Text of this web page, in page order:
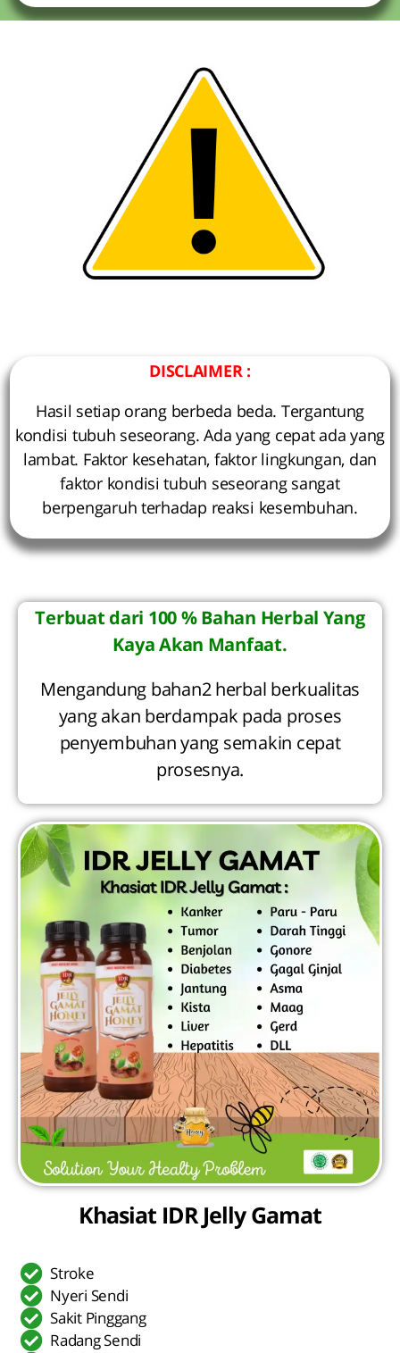
DISCLAIMER :
Hasil setiap orang berbeda beda. Tergantung
kondisi tubuh seseorang. Ada yang cepat ada yang
lambat. Faktor kesehatan, faktor lingkungan, dan
faktor kondisi tubuh seseorang sangat
berpengaruh terhadap reaksi kesembuhan.
Terbuat dari 100 % Bahan Herbal Yang
Kaya Akan Manfaat.
Mengandung bahan2 herbal berkualitas
yang akan berdampak pada proses
penyembuhan yang semakin cepat
prosesnya.
Khasiat IDR Jelly Gamat
Stroke
Nyeri Sendi
Sakit Pinggang
Radang Sendi